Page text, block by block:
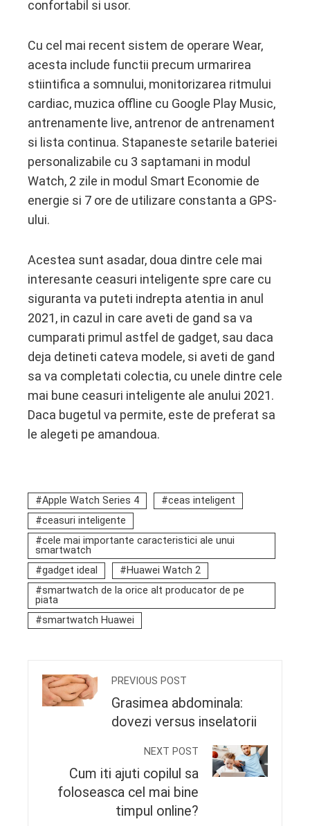
confortabil si usor.
Cu cel mai recent sistem de operare Wear,
acesta include functii precum urmarirea
stiintifica a somnului, monitorizarea ritmului
cardiac, muzica offline cu Google Play Music,
antrenamente live, antrenor de antrenament
si lista continua. Stapaneste setarile bateriei
personalizabile cu 3 saptamani in modul
Watch, 2 zile in modul Smart Economie de
energie si 7 ore de utilizare constanta a GPS-
ului.
Acestea sunt asadar, doua dintre cele mai
interesante ceasuri inteligente spre care cu
siguranta va puteti indrepta atentia in anul
2021, in cazul in care aveti de gand sa va
cumparati primul astfel de gadget, sau daca
deja detineti cateva modele, si aveti de gand
sa va completati colectia, cu unele dintre cele
mai bune ceasuri inteligente ale anului 2021.
Daca bugetul va permite, este de preferat sa
le alegeti pe amandoua.
Apple Watch Series 4
ceas inteligent
ceasuri inteligente
cele mai importante caracteristici ale unui
smartwatch
gadget ideal
Huawei Watch 2
smartwatch de la orice alt producator de pe
piata
smartwatch Huawei
PREVIOUS POST
Grasimea abdominala:
dovezi versus inselatorii
NEXT POST
Cum iti ajuti copilul sa
foloseasca cel mai bine
timpul online?